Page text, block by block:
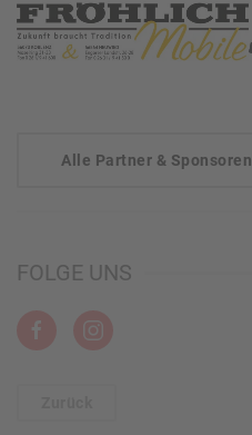
Alle Partner & Sponsoren
FOLGE UNS